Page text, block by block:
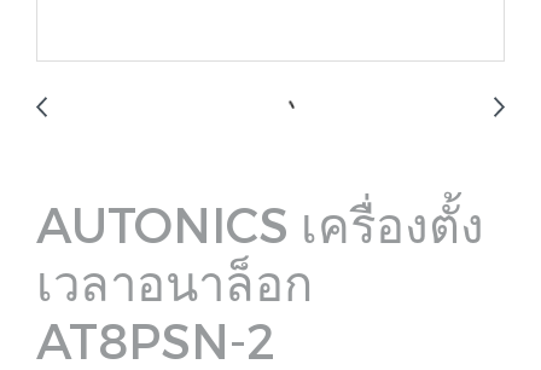
AUTONICS เครื่องตั้ง
เวลาอนาล็อก
AT8PSN-2